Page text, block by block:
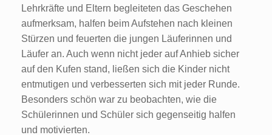
Lehrkräfte und Eltern begleiteten das Geschehen
aufmerksam, halfen beim Aufstehen nach kleinen
Stürzen und feuerten die jungen Läuferinnen und
Läufer an. Auch wenn nicht jeder auf Anhieb sicher
auf den Kufen stand, ließen sich die Kinder nicht
entmutigen und verbesserten sich mit jeder Runde.
Besonders schön war zu beobachten, wie die
Schülerinnen und Schüler sich gegenseitig halfen
und motivierten.